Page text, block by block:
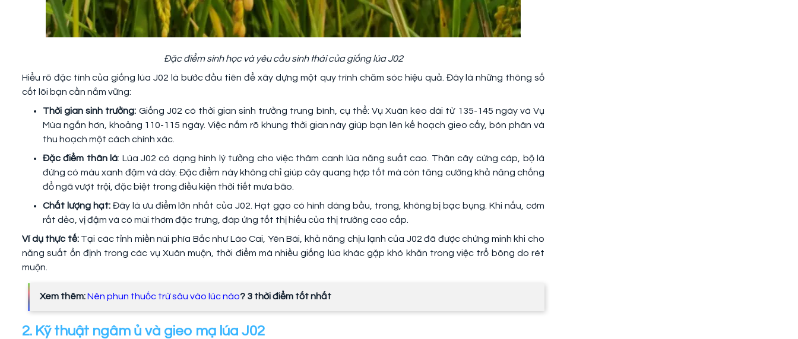
Đặc điểm sinh học và yêu cầu sinh thái của giống lúa J02
Hiểu rõ đặc tính của giống lúa J02 là bước đầu tiên để xây dựng một quy trình chăm sóc hiệu quả. Đây là những thông số
cốt lõi bạn cần nắm vững:
Thời gian sinh trưởng: Giống J02 có thời gian sinh trưởng trung bình, cụ thể: Vụ Xuân kéo dài từ 135-145 ngày và Vụ
Mùa ngắn hơn, khoảng 110-115 ngày. Việc nắm rõ khung thời gian này giúp bạn lên kế hoạch gieo cấy, bón phân và
thu hoạch một cách chính xác.
Đặc điểm thân lá: Lúa J02 có dạng hình lý tưởng cho việc thâm canh lúa năng suất cao. Thân cây cứng cáp, bộ lá
đứng có màu xanh đậm và dày. Đặc điểm này không chỉ giúp cây quang hợp tốt mà còn tăng cường khả năng chống
đổ ngã vượt trội, đặc biệt trong điều kiện thời tiết mưa bão.
Chất lượng hạt:Đây là ưu điểm lớn nhất của J02. Hạt gạo có hình dáng bầu, trong, không bị bạc bụng. Khi nấu, cơm
rất dẻo, vị đậm và có mùi thơm đặc trưng, đáp ứng tốt thị hiếu của thị trường cao cấp.
Ví dụ thực tế: Tại các tỉnh miền núi phía Bắc như Lào Cai, Yên Bái, khả năng chịu lạnh của J02 đã được chứng minh khi cho
năng suất ổn định trong các vụ Xuân muộn, thời điểm mà nhiều giống lúa khác gặp khó khăn trong việc trổ bông do rét
muộn.
Xem thêm:Nên phun thuốc trừ sâu vào lúc nào? 3 thời điểm tốt nhất
2. Kỹ thuật ngâm ủ và gieo mạ lúa J02